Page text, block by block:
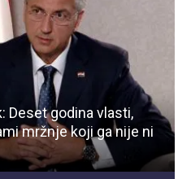
Deset godina vlasti,
mržnje koji ga nije ni